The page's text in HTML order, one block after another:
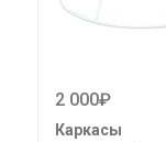
2 000₽
Каркасы